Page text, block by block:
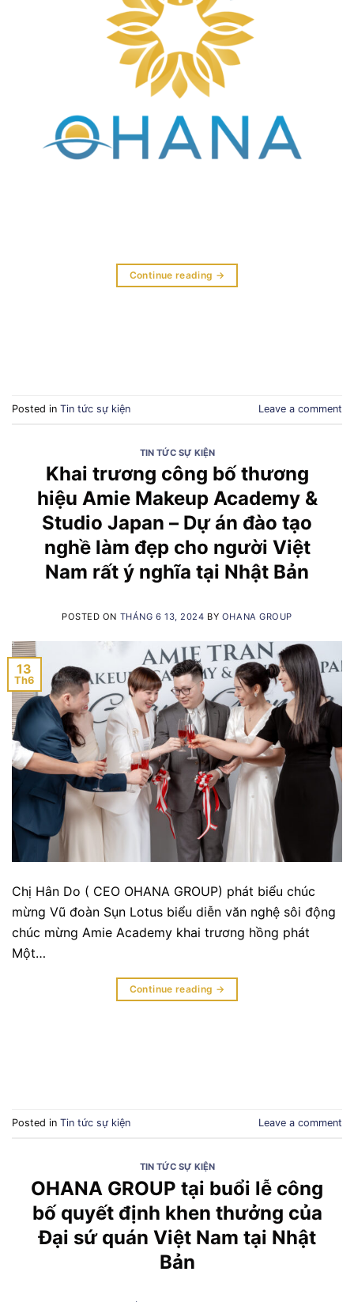
Continue reading →
Posted in Tin tức sự kiện Leave a comment
TIN TỨC SỰ KIỆN
Khai trương công bố thương
hiệu Amie Makeup Academy &
Studio Japan – Dự án đào tạo
nghề làm đẹp cho người Việt
Nam rất ý nghĩa tại Nhật Bản
POSTED ON THÁNG 6 13, 2024 BY OHANA GROUP
13
Th6
Chị Hân Do ( CEO OHANA GROUP) phát biểu chúc
mừng Vũ đoàn Sụn Lotus biểu diễn văn nghệ sôi động
chúc mừng Amie Academy khai trương hồng phát
Một…
Continue reading →
Posted in Tin tức sự kiện Leave a comment
TIN TỨC SỰ KIỆN
OHANA GROUP tại buổi lễ công
bố quyết định khen thưởng của
Đại sứ quán Việt Nam tại Nhật
Bản